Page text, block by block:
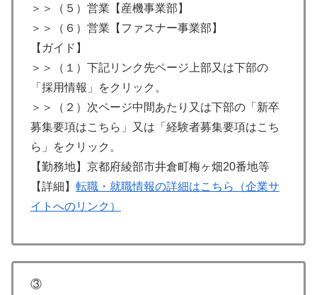
＞＞（５）営業【産機事業部】
＞＞（６）営業【ファスナー事業部】
【ガイド】
＞＞（１）下記リンク先ページ上部又は下部の
「採用情報」をクリック。
＞＞（２）次ページ中間あたり又は下部の「新卒
募集要項はこちら」又は「経験者募集要項はこち
ら」をクリック。
【勤務地】京都府綾部市井倉町梅ヶ畑20番地等
【詳細】 転職・就職情報の詳細はこちら（企業サ
イトへのリンク）
③